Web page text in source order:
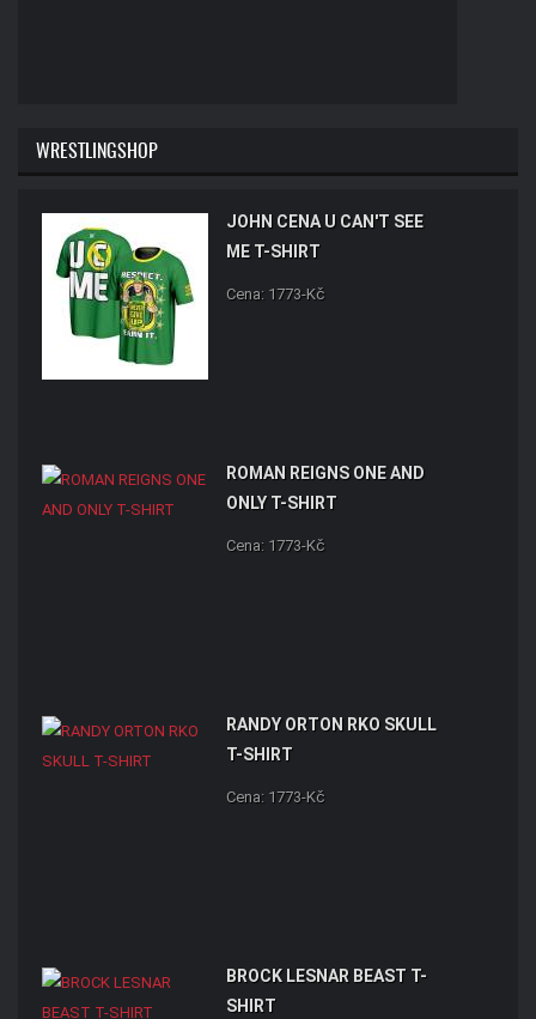
WRESTLINGSHOP
JOHN CENA U CAN'T SEE
ME T-SHIRT
Cena: 1773-Kč
ROMAN REIGNS ONE AND
ONLY T-SHIRT
Cena: 1773-Kč
RANDY ORTON RKO SKULL
T-SHIRT
Cena: 1773-Kč
BROCK LESNAR BEAST T-
SHIRT